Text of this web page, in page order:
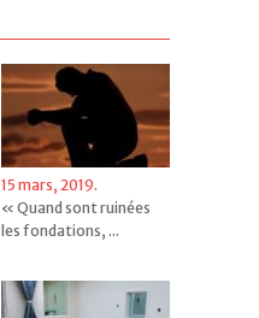
15 mars, 2019.
« Quand sont ruinées
les fondations, ...